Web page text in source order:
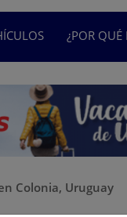
¿POR
Colonia, Uruguay